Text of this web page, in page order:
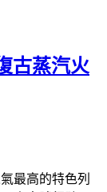
古蒸汽火
最高的特色列